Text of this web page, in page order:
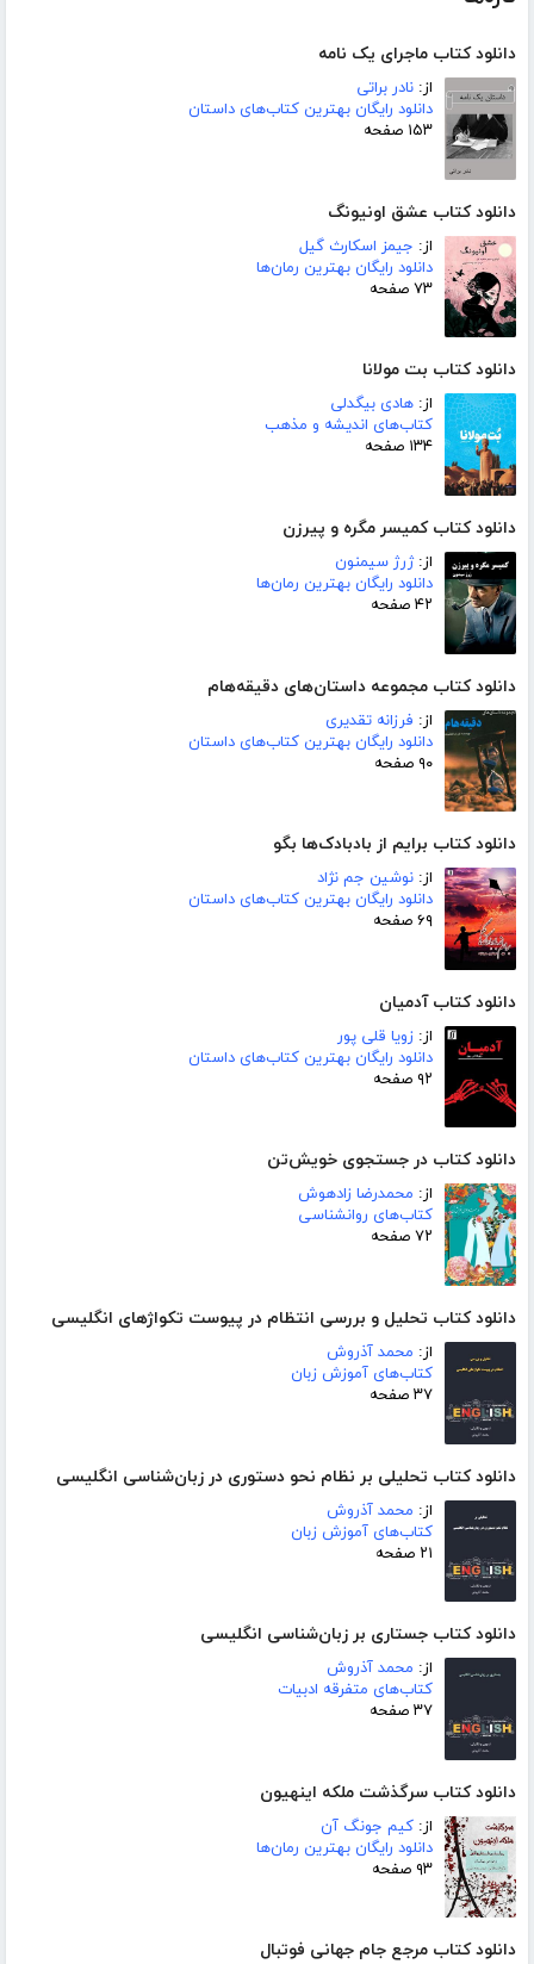
دانلود کتاب ماجرای یک نامه
از: نادر براتی
دانلود رایگان بهترین کتاب‌های داستان
۱۵۳ صفحه
دانلود کتاب عشق اونیونگ
از: جیمز اسکارث گیل
دانلود رایگان بهترین رمان‌ها
۷۳ صفحه
دانلود کتاب بت مولانا
از: هادی بیگدلی
کتاب‌های اندیشه و مذهب
۱۳۴ صفحه
دانلود کتاب کمیسر مگره و پیرزن
از:ژرژ سیمنون
دانلود رایگان بهترین رمان‌ها
۴۲ صفحه
دانلود کتاب مجموعه داستان‌های دقیقه‌هام
از: فرزانه تقدیری
دانلود رایگان بهترین کتاب‌های داستان
۹۰ صفحه
دانلود کتاب برایم از بادبادک‌ها بگو
از: نوشین جم نژاد
دانلود رایگان بهترین کتاب‌های داستان
۶۹ صفحه
دانلود کتاب آدمیان
از: زویا قلی پور
دانلود رایگان بهترین کتاب‌های داستان
۹۲ صفحه
دانلود کتاب در جستجوی خویش‌تن
از: محمدرضا زادهوش
کتاب‌های روانشناسی
۷۲ صفحه
دانلود کتاب تحلیل و بررسی انتظام در پیوست تکواژهای انگلیسی
از: محمد آذروش
کتاب‌های آموزش زبان
۳۷ صفحه
دانلود کتاب تحلیلی بر نظام نحو دستوری در زبان‌شناسی انگلیسی
از: محمد آذروش
کتاب‌های آموزش زبان
۲۱ صفحه
دانلود کتاب جستاری بر زبان‌شناسی انگلیسی
از: محمد آذروش
کتاب‌های متفرقه ادبیات
۳۷ صفحه
دانلود کتاب سرگذشت ملکه اینهیون
از: کیم جونگ آن
دانلود رایگان بهترین رمان‌ها
۹۳ صفحه
دانلود کتاب مرجع جام جهانی فوتبال